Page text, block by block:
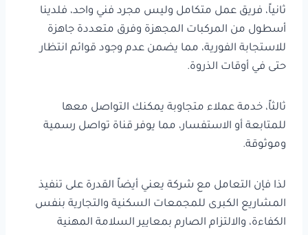
ثانياً، فريق عمل متكامل وليس مجرد فني واحد، فلدينا
أسطول من المركبات المجهزة وفرق متعددة جاهزة
للاستجابة الفورية، مما يضمن عدم وجود قوائم انتظار
حتى في أوقات الذروة.
ثالثاً، خدمة عملاء متجاوبة يمكنك التواصل معها
للمتابعة أو الاستفسار، مما يوفر قناة تواصل رسمية
وموثوقة.
لذا فإن التعامل مع شركة يعني أيضاً القدرة على تنفيذ
المشاريع الكبرى للمجمعات السكنية والتجارية بنفس
الكفاءة، والالتزام الصارم بمعايير السلامة المهنية